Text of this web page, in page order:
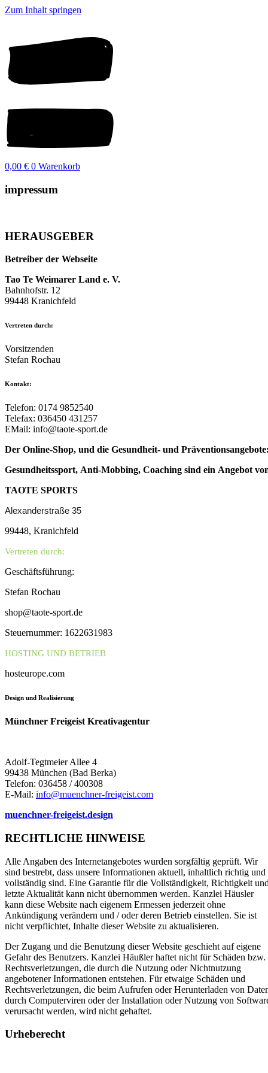
Zum Inhalt springen
0,00 € 0 Warenkorb
impressum
HERAUSGEBER
Betreiber der Webseite
Tao Te Weimarer Land e. V.
Bahnhofstr. 12
99448 Kranichfeld
Vertreten durch:
Vorsitzenden
Stefan Rochau
Kontakt:
Telefon: 0174 9852540
Telefax: 036450 431257
EMail: info@taote-sport.de
Der Online-Shop, und die Gesundheit- und
Gesundheitssport, Anti-Mobbing, Coaching sind ein Angebot
TAOTE SPORTS
Alexanderstraße 35
99448, Kranichfeld
Vertreten durch:
Geschäftsführung:
Stefan Rochau
shop@taote-sport.de
Steuernummer: 1622631983
HOSTING UND BETRIEB
hosteurope.com
Design und Realisierung
Münchner Freigeist Kreativagentur
Adolf-Tegtmeier Allee 4
99438 München (Bad Berka)
Telefon: 036458 / 400308
E-Mail: info@muenchner-freigeist.com
muenchner-freigeist.design
RECHTLICHE HINWEISE
Alle Angaben des Internetangebotes wurden sorgfältig geprüft. Wir
sind bestrebt, dass unsere Informationen aktuell, inhaltlich richtig und
vollständig sind. Eine Garantie für die Vollständigkeit, Richtigkeit
letzte Aktualität kann nicht übernommen werden. Kanzlei Häusler
kann diese Website nach eigenem Ermessen jederzeit ohne
Ankündigung verändern und / oder deren Betrieb einstellen. Sie ist
nicht verpflichtet, Inhalte dieser Website zu aktualisieren.
Der Zugang und die Benutzung dieser Website geschieht auf eigene
Gefahr des Benutzers. Kanzlei Häußler haftet nicht für Schäden bzw.
Rechtsverletzungen, die durch die Nutzung oder Nichtnutzung
angebotener Informationen entstehen. Für etwaige Schäden und
Rechtsverletzungen, die beim Aufrufen oder Herunterladen von
durch Computerviren oder der Installation oder Nutzung von
verursacht werden, wird nicht gehaftet.
Urheberecht